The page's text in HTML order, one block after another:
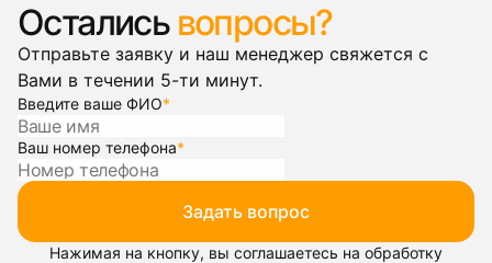
Остались вопросы?
Отправьте заявку и наш менеджер свяжется с
Вами в течении 5-ти минут.
Введите ваше ФИО*
Ваш номер телефона*
Задать вопрос
Нажимая на кнопку, вы соглашаетесь на обработку